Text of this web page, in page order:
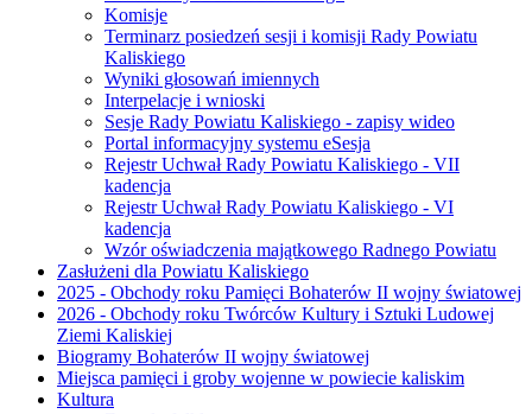
Komisje
Terminarz posiedzeń sesji i komisji Rady Powiatu
Kaliskiego
Wyniki głosowań imiennych
Interpelacje i wnioski
Sesje Rady Powiatu Kaliskiego - zapisy wideo
Portal informacyjny systemu eSesja
Rejestr Uchwał Rady Powiatu Kaliskiego - VII
kadencja
Rejestr Uchwał Rady Powiatu Kaliskiego - VI
kadencja
Wzór oświadczenia majątkowego Radnego Powiatu
Zasłużeni dla Powiatu Kaliskiego
2025 - Obchody roku Pamięci Bohaterów II wojny światowej
2026 - Obchody roku Twórców Kultury i Sztuki Ludowej
Ziemi Kaliskiej
Biogramy Bohaterów II wojny światowej
Miejsca pamięci i groby wojenne w powiecie kaliskim
Kultura